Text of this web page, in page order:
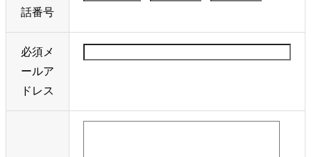
話番号
必須 メ
ールア
ドレス